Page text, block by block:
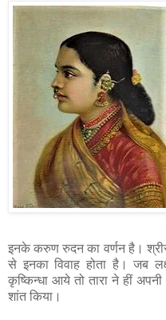
इनके करुण रुदन का वर्णन है।
से इनका विवाह होता है। जब
कृष्किन्धा आये तो तारा ने हीं
शांत किया।